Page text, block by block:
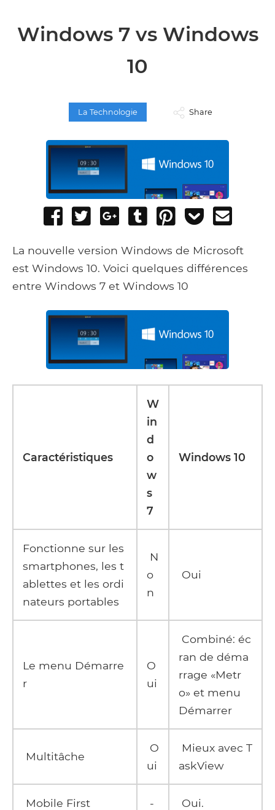
Windows 7 vs Windows
10
La Technologie Share
Share
Facebook
Tweet
Share
Google+
Post
Tumblr
Pin
Add
Pocket
La nouvelle version Windows de Microsoft
est Windows 10. Voici quelques différences
entre Windows 7 et Windows 10
Caractéristiques
W
in
d
o
w
s
7
Windows 10
Fonctionne sur les
smartphones, les t
ablettes et les ordi
nateurs portables
N
o
n
Oui
Le menu Démarre
r
O
ui
Combiné: éc
ran de déma
rrage «Metr
o» et menu
Démarrer
Multitâche
O
ui
Mieux avec T
askView
Mobile First - Oui.